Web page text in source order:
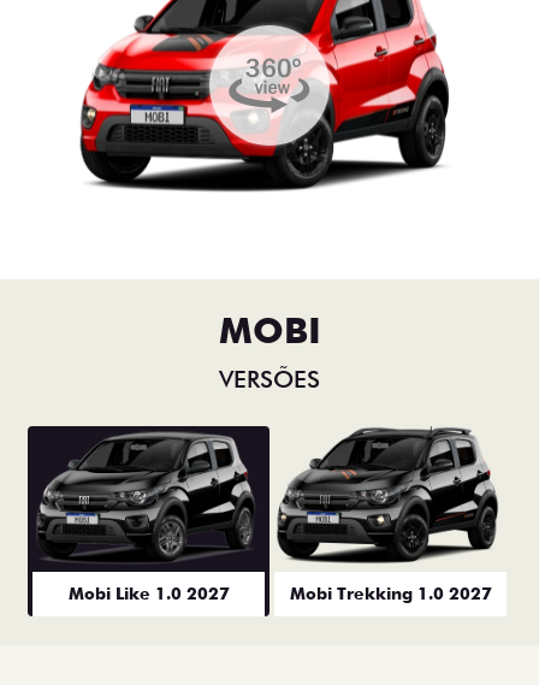
MOBI
VERSÕES
Mobi Like 1.0 2027 Mobi Trekking 1.0 2027